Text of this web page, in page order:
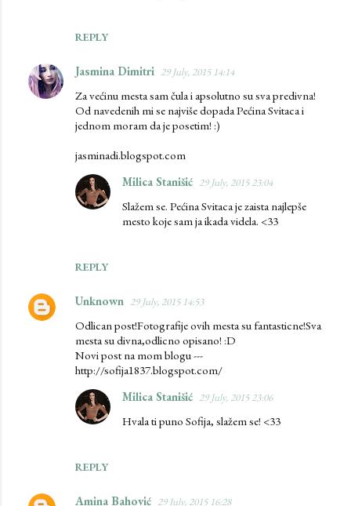
REPLY
Jasmina Dimitri 29 July, 2015 14:14
Za većinu mesta sam čula i apsolutno su sva predivna!
Od navedenih mi se najviše dopada Pećina Svitaca i
jednom moram da je posetim! :)
jasminadi.blogspot.com
REPLY
Milica Stanišić 29 July, 2015 23:04
Slažem se. Pećina Svitaca je zaista najlepše
mesto koje sam ja ikada videla. <33
Unknown 29 July, 2015 14:53
Odlican post!Fotografije ovih mesta su fantasticne!Sva
mesta su divna,odlicno opisano! :D
Novi post na mom blogu ---
http://sofija1837.blogspot.com/
REPLY
Milica Stanišić 29 July, 2015 23:06
Hvala ti puno Sofija, slažem se! <33
Amina Bahović 29 July, 2015 16:28